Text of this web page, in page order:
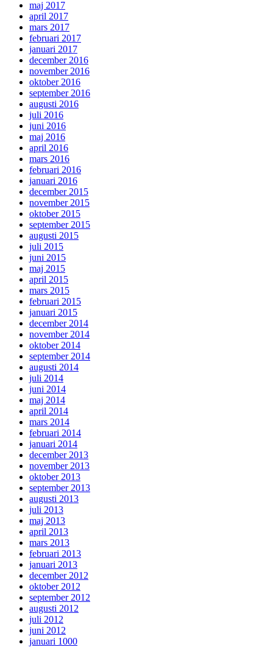
maj 2017
april 2017
mars 2017
februari 2017
januari 2017
december 2016
november 2016
oktober 2016
september 2016
augusti 2016
juli 2016
juni 2016
maj 2016
april 2016
mars 2016
februari 2016
januari 2016
december 2015
november 2015
oktober 2015
september 2015
augusti 2015
juli 2015
juni 2015
maj 2015
april 2015
mars 2015
februari 2015
januari 2015
december 2014
november 2014
oktober 2014
september 2014
augusti 2014
juli 2014
juni 2014
maj 2014
april 2014
mars 2014
februari 2014
januari 2014
december 2013
november 2013
oktober 2013
september 2013
augusti 2013
juli 2013
maj 2013
april 2013
mars 2013
februari 2013
januari 2013
december 2012
oktober 2012
september 2012
augusti 2012
juli 2012
juni 2012
januari 1000